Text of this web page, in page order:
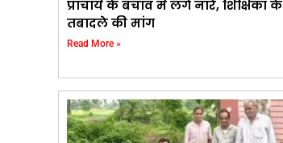
प्राचार्य के बचाव में लगे नारे, शिक्षिका के
तबादले की मांग
Read More »